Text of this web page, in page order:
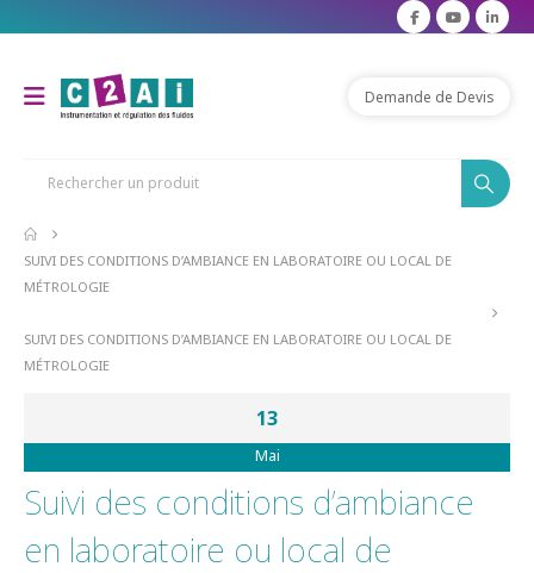
Demande de Devis
SUIVI DES CONDITIONS D’AMBIANCE EN LABORATOIRE OU LOCAL DE
MÉTROLOGIE
SUIVI DES CONDITIONS D’AMBIANCE EN LABORATOIRE OU LOCAL DE
MÉTROLOGIE
13
Mai
Suivi des conditions d’ambiance
en laboratoire ou local de